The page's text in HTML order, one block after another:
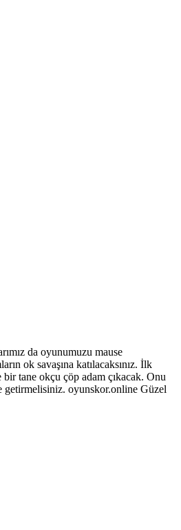
da oyunumuzu mause
ok savaşına katılacaksınız. İlk
bir tane okçu çöp adam çıkacak. Onu
getirmelisiniz. oyunskor.online Güzel